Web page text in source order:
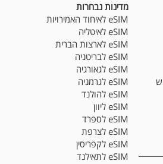
מדינות נבחרות
eSIM לאיחוד האמירויות
eSIM לאיטליה
eSIM לארצות הברית
eSIM לבריטניה
eSIM לגאורגיה
eSIM לגרמניה
eSIM להולנד
eSIM ליוון
eSIM לספרד
eSIM לצרפת
eSIM לקפריסין
eSIM לתאילנד